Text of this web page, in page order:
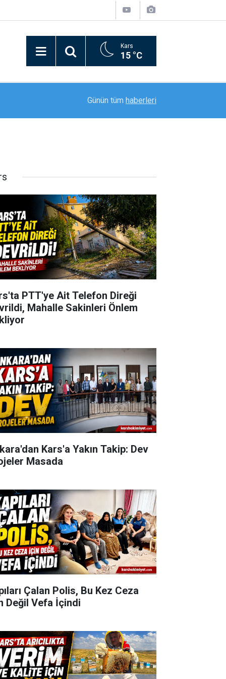
Kars
15 °C
Rektör Prof. Dr. Nusret Akpolat’tan Gana
Günün tüm haberleri
PTT'ye Ait Telefon Direği
Mahalle Sakinleri Önlem
Kars'a Yakın Takip: Dev
Masada
Çalan Polis, Bu Kez Ceza
Değil Vefa İçindi